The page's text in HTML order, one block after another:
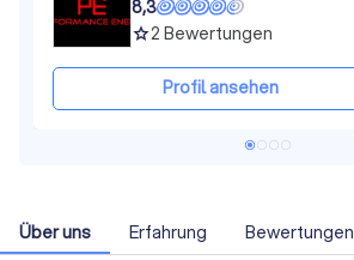
8,3
grade2 Bewertungen
Profil ansehen
Über uns Erfahrung Bewertungen